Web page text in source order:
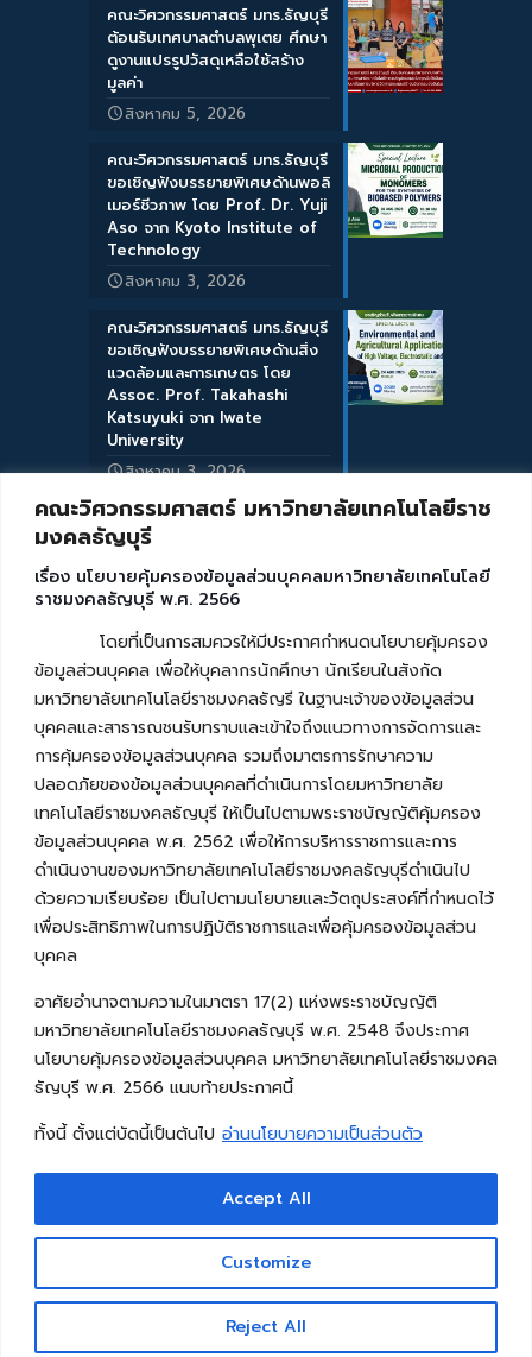
คณะวิศวกรรมศาสตร์ มหาวิทยาลัยเทคโนโลยีราช
มงคลธัญบุรี
เรื่อง นโยบายคุ้มครองข้อมูลส่วนบุคคลมหาวิทยาลัยเทคโนโลยี
ราชมงคลธัญบุรี พ.ศ. 2566
โดยที่เป็นการสมควรให้มีประกาศกำหนดนโยบายคุ้มครอง
ข้อมูลส่วนบุคคล เพื่อให้บุคลากรนักศึกษา นักเรียนในสังกัด
มหาวิทยาลัยเทคโนโลยีราชมงคลธัญรี ในฐานะเจ้าของข้อมูลส่วน
บุคคลและสาธารณชนรับทราบและเข้าใจถึงแนวทางการจัดการและ
การคุ้มครองข้อมูลส่วนบุคคล รวมถึงมาตรการรักษาความ
ปลอดภัยของข้อมูลส่วนบุคคลที่ดำเนินการโดยมหาวิทยาลัย
เทคโนโลยีราชมงคลธัญบุรี ให้เป็นไปตามพระราชบัญญัติคุ้มครอง
ข้อมูลส่วนบุคคล พ.ศ. 2562 เพื่อให้การบริหารราชการและการ
ดำเนินงานของมหาวิทยาลัยเทคโนโลยีราชมงคลธัญบุรีดำเนินไป
ด้วยความเรียบร้อย เป็นไปตามนโยบายและวัตถุประสงค์ที่กำหนดไว้
เพื่อประสิทธิภาพในการปฏิบัติราชการและเพื่อคุ้มครองข้อมูลส่วน
บุคคล
อาศัยอำนาจตามความในมาตรา 17(2) แห่งพระราชบัญญัติ
มหาวิทยาลัยเทคโนโลยีราชมงคลธัญบุรี พ.ศ. 2548 จึงประกาศ
นโยบายคุ้มครองข้อมูลส่วนบุคคล มหาวิทยาลัยเทคโนโลยีราชมงคล
ธัญบุรี พ.ศ. 2566 แนบท้ายประกาศนี้
ทั้งนี้ ตั้งแต่บัดนี้เป็นต้นไป อ่านนโยบายความเป็นส่วนตัว
Customize
Reject All
Accept All
คณะวิศวกรรมศาสตร์ มทร.ธัญบุรี
ต้อนรับเทศบาลตำบลพุเตย ศึกษา
ดูงานแปรรูปวัสดุเหลือใช้สร้าง
มูลค่า
สิงหาคม 5, 2026
คณะวิศวกรรมศาสตร์ มทร.ธัญบุรี
ขอเชิญฟังบรรยายพิเศษด้านพอลิ
เมอร์ชีวภาพ โดย Prof. Dr. Yuji
Aso จาก Kyoto Institute of
Technology
สิงหาคม 3, 2026
คณะวิศวกรรมศาสตร์ มทร.ธัญบุรี
ขอเชิญฟังบรรยายพิเศษด้านสิ่ง
แวดล้อมและการเกษตร โดย
Assoc. Prof. Takahashi
Katsuyuki จาก Iwate
University
สิงหาคม 3, 2026
Copyright © 2026 คณะวิศวกรรมศาสตร์ มหาวิทยาลัย
เทคโนโลยีราชมงคลธัญบุรี